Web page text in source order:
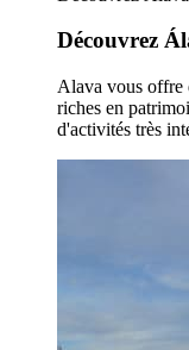
Découvrez
Alava vous offre
riches en
d'activités très